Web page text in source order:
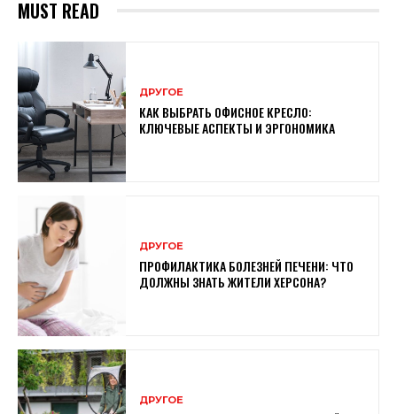
MUST READ
ДРУГОЕ
КАК ВЫБРАТЬ ОФИСНОЕ КРЕСЛО:
КЛЮЧЕВЫЕ АСПЕКТЫ И ЭРГОНОМИКА
ДРУГОЕ
ПРОФИЛАКТИКА БОЛЕЗНЕЙ ПЕЧЕНИ: ЧТО
ДОЛЖНЫ ЗНАТЬ ЖИТЕЛИ ХЕРСОНА?
ДРУГОЕ